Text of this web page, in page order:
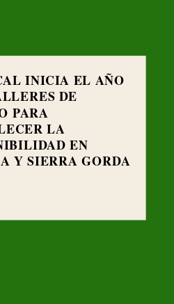
INICIA EL AÑO
DE
PARA
LA
EN
Y SIERRA GORDA